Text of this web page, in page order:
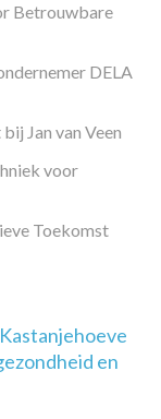
Betrouwbare
DELA
Jan van Veen
voor
Toekomst
Kastanjehoeve
en